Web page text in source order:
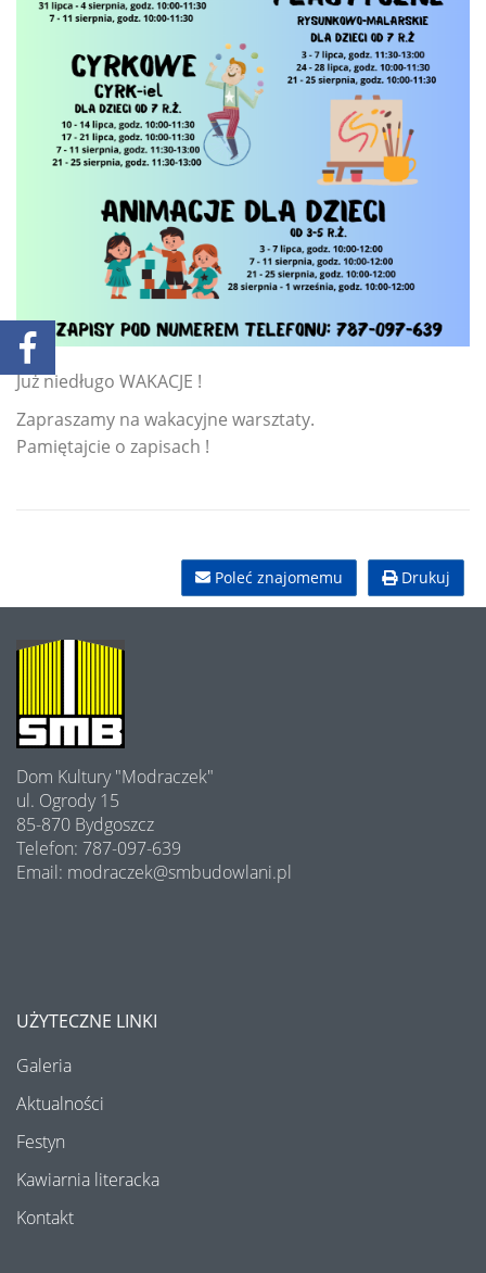
Już niedługo WAKACJE !
Zapraszamy na wakacyjne warsztaty.
Pamiętajcie o zapisach !
Drukuj
Poleć znajomemu
O
Dom Kultury "Modraczek"
ul. Ogrody 15
85-870 Bydgoszcz
Telefon: 787-097-639
Email: modraczek@smbudowlani.pl
UŻYTECZNE LINKI
Galeria
Aktualności
Festyn
Kawiarnia literacka
Kontakt